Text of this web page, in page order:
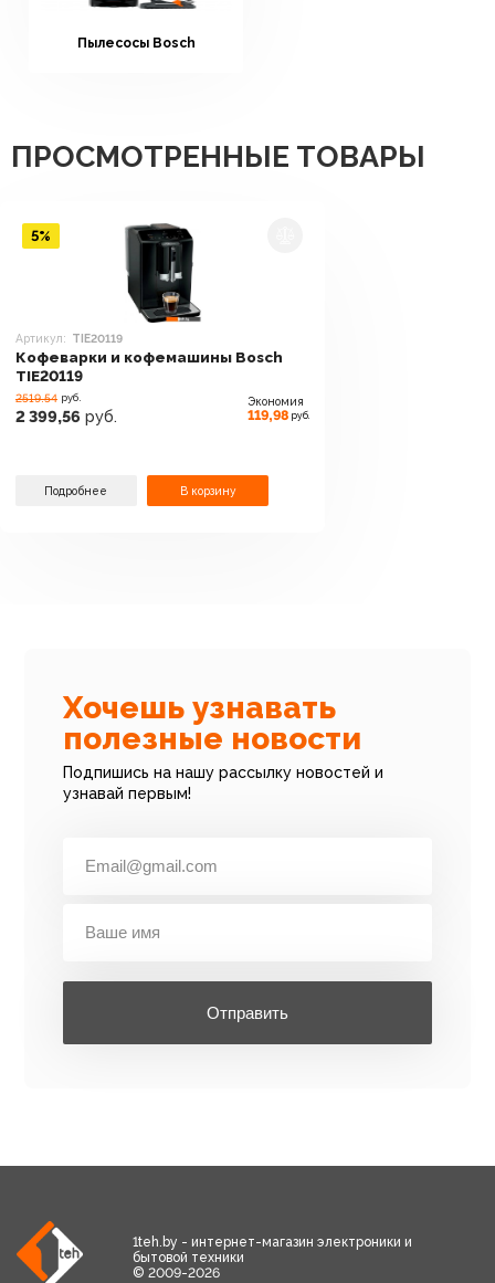
Пылесосы Bosch
ПРОСМОТРЕННЫЕ ТОВАРЫ
Артикул: TIE20119
Кофеварки и кофемашины Bosch
TIE20119
2519.54 руб.
2 399,56 руб.
Экономия
119,98 руб.
Подробнее В корзину
5%
Хочешь узнавать
полезные новости
Подпишись на нашу рассылку новостей и
узнавай первым!
Отправить
1teh.by - интернет-магазин электроники и
бытовой техники
© 2009-2026